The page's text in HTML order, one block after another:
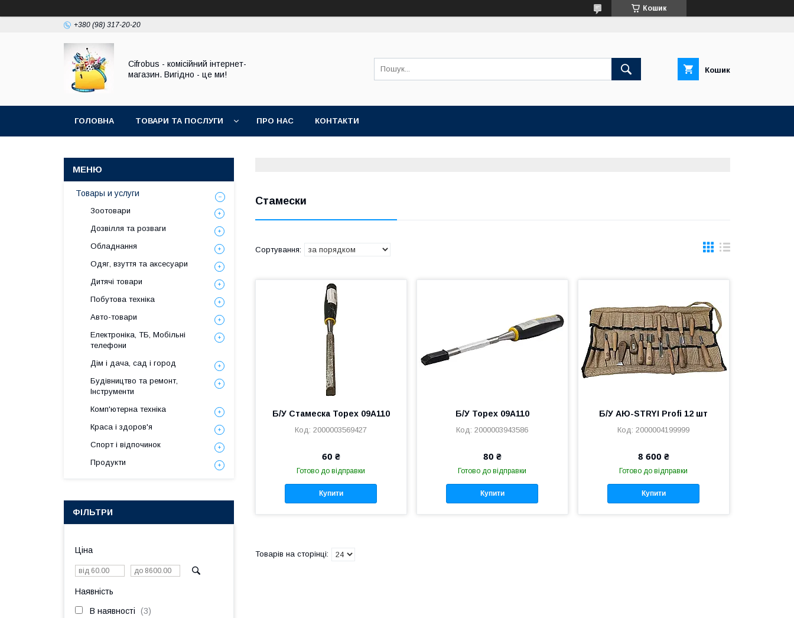
Кошик
+380 (98) 317-20-20
Cifrobus - комiсiйний iнтернет-
магазин. Вигiдно - це ми!
Кошик
ГОЛОВНА ТОВАРИ ТА ПОСЛУГИ ПРО НАС КОНТАКТИ
Стамески
Б/У Стамеска Topex 09А110
2000003569427
60 ₴
Готово до відправки
Купити
Б/У Topex 09A110
2000003943586
80 ₴
Готово до відправки
Купити
Б/У АЮ-STRYI Profi 12 шт
2000004199999
8 600 ₴
Готово до відправки
Купити
Товары и услуги
Зоотовари
Дозвілля та розваги
Обладнання
Одяг, взуття та аксесуари
Дитячі товари
Побутова техніка
Авто-товари
Електроніка, ТБ, Мобільні
телефони
Дім і дача, сад і город
Будівництво та ремонт,
Інструменти
Комп'ютерна техніка
Краса і здоров'я
Спорт і відпочинок
Продукти
ФІЛЬТРИ
Ціна
Наявність
В наявності 3